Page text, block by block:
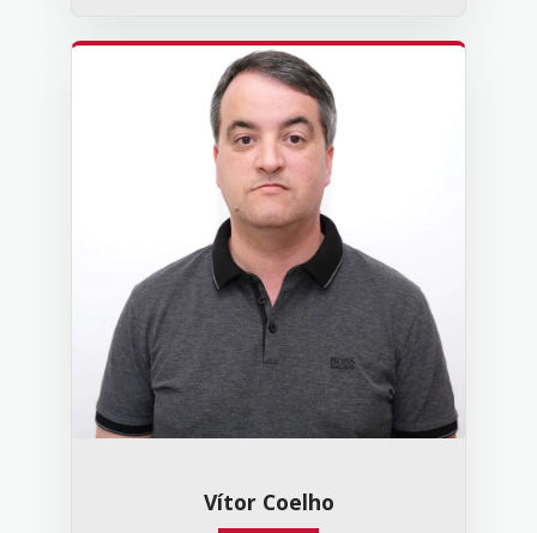
Vítor Coelho